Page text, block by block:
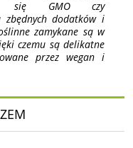
się GMO czy
dodatków i
zamykane są w
czemu są delikatne
przez wegan i